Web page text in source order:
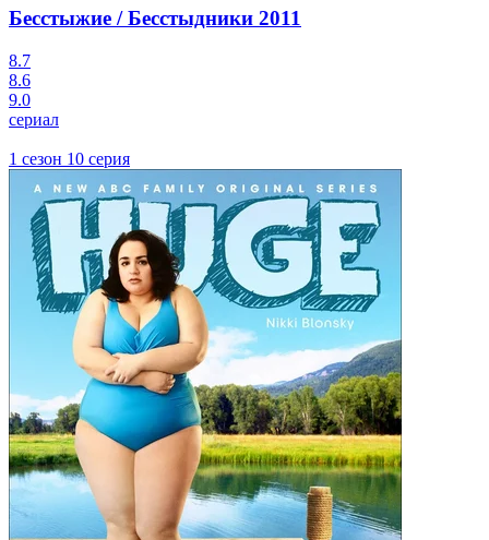
Бесстыжие / Бесстыдники 2011
8.7
8.6
9.0
сериал
1 сезон 10 серия